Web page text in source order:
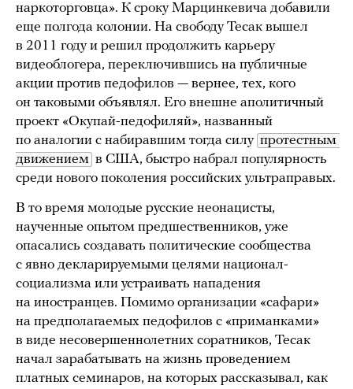
наркоторговца». К сроку Марцинкевича добавили
еще полгода колонии. На свободу Тесак вышел
в 2011 году и решил продолжить карьеру
видеоблогера, переключившись на публичные
акции против педофилов — вернее, тех, кого
он таковыми объявлял. Его внешне аполитичный
проект «Окупай-педофиляй», названный
по аналогии с набиравшим тогда силу протестным
движением в США, быстро набрал популярность
среди нового поколения российских ультраправых.
В то время молодые русские неонацисты,
наученные опытом предшественников, уже
опасались создавать политические сообщества
с явно декларируемыми целями национал-
социализма или устраивать нападения
на иностранцев. Помимо организации «сафари»
на предполагаемых педофилов с «приманками»
в виде несовершеннолетних соратников, Тесак
начал зарабатывать на жизнь проведением
платных семинаров, на которых рассказывал, как